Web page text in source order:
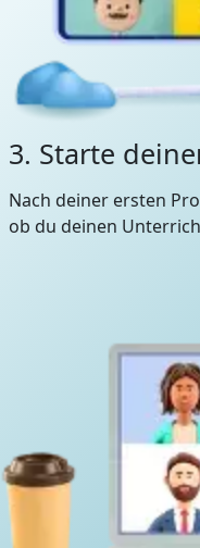
3. Starte
Nach deiner ersten
ob du deinen